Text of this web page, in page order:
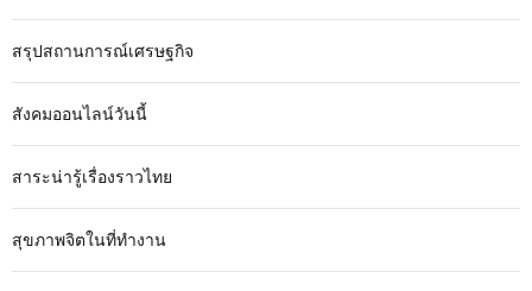
สรุปสถานการณ์เศรษฐกิจ
สังคมออนไลน์วันนี้
สาระน่ารู้เรื่องราวไทย
สุขภาพจิตในที่ทำงาน